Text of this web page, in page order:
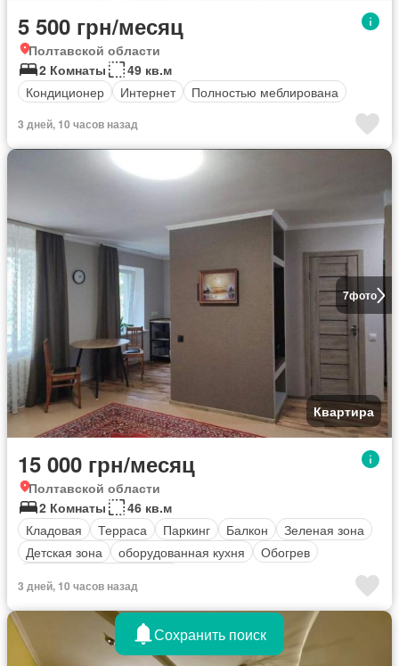
5 500 грн/месяц
Полтавской области
2 Комнаты
49 кв.м
Кондиционер
Интернет Полностью меблирована
3 дней, 10 часов назад
7фото
Квартира
15 000 грн/месяц
Полтавской области
2 Комнаты
46 кв.м
Кладовая
Терраса Паркинг Балкон
Зеленая зона
Детская зона
оборудованная кухня
Обогрев
3 дней, 10 часов назад
Сохранить поиск